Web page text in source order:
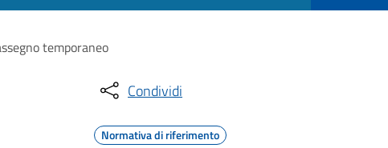
temporaneo
Condividi
Normativa di riferimento